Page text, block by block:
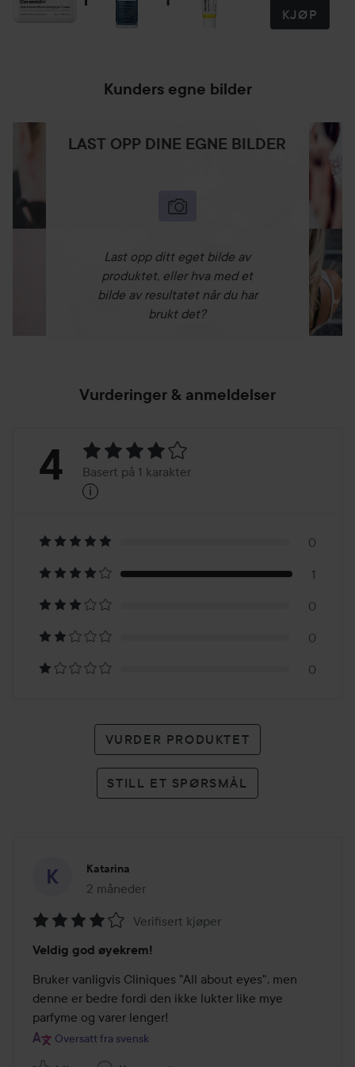
KJØP
Kunders egne bilder
LAST OPP DINE EGNE BILDER
Last opp ditt eget bilde av
produktet, eller hva med et
bilde av resultatet når du har
brukt det?
Vurderinger & anmeldelser
Vurdering:
Basert
på
1
karakter
4 Basert på 1 karakter
i
0
1
0
0
0
VURDER PRODUKTET
STILL ET SPØRSMÅL
Katarina
2 måneder
Innlegget ble opprettet 2 måneder
4
av
5
Verifisert kjøper
Veldig god øyekrem!
Bruker vanligvis Cliniques "All about eyes", men
denne er bedre fordi den ikke lukter like mye
parfyme og varer lenger!
Oversatt fra svensk